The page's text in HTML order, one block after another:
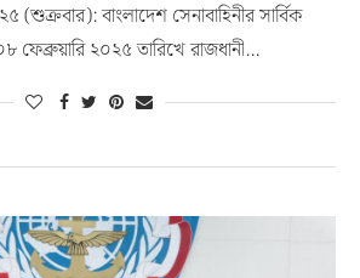
(শুক্রবার): বাংলাদেশ সেনাবাহিনীর সার্বিক
ফেব্রুয়ারি ২০২৫ তারিখে রাজধানী…